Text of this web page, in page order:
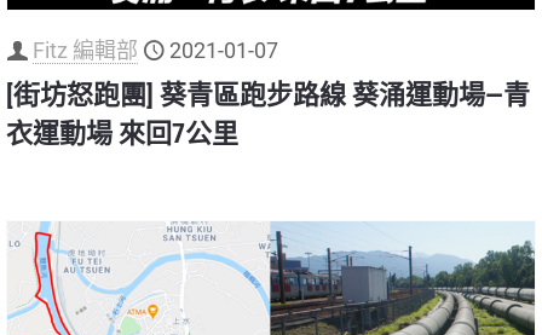
Fitz 編輯部 2021-01-07
[街坊怒跑團] 葵青區跑步路線 葵涌運動場—青
衣運動場 來回7公里